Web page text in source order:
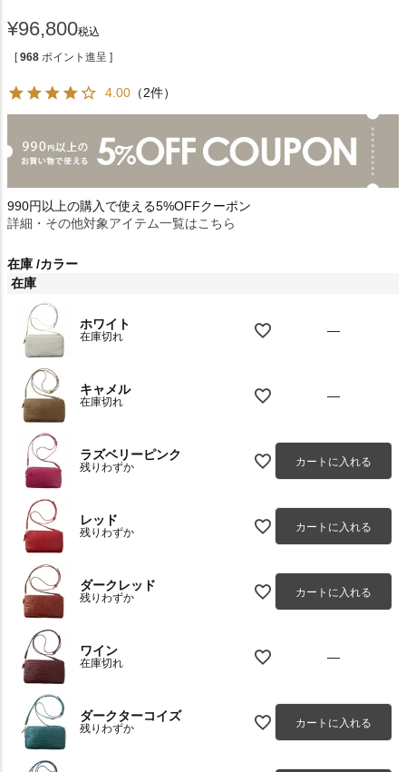
¥96,800税込
[ 968 ポイント進呈 ]
4.00 （2件）
990円以上の購入で使える5%OFFクーポン
詳細・その他対象アイテム一覧はこちら
在庫 カラー
在庫
ホワイト
在庫切れ —
キャメル
在庫切れ —
ラズベリーピンク
残りわずか カートに入れる
レッド
残りわずか カートに入れる
ダークレッド
残りわずか カートに入れる
ワイン
在庫切れ —
ダークターコイズ
残りわずか カートに入れる